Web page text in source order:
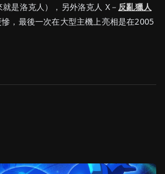
是洛克人），另外洛克人 X－ 反亂獵人
慘，最後一次在大型主機上亮相是在2005